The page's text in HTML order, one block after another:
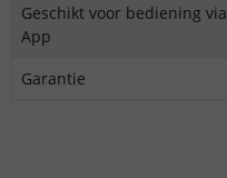
Geschikt voor bediening via
App
Garantie